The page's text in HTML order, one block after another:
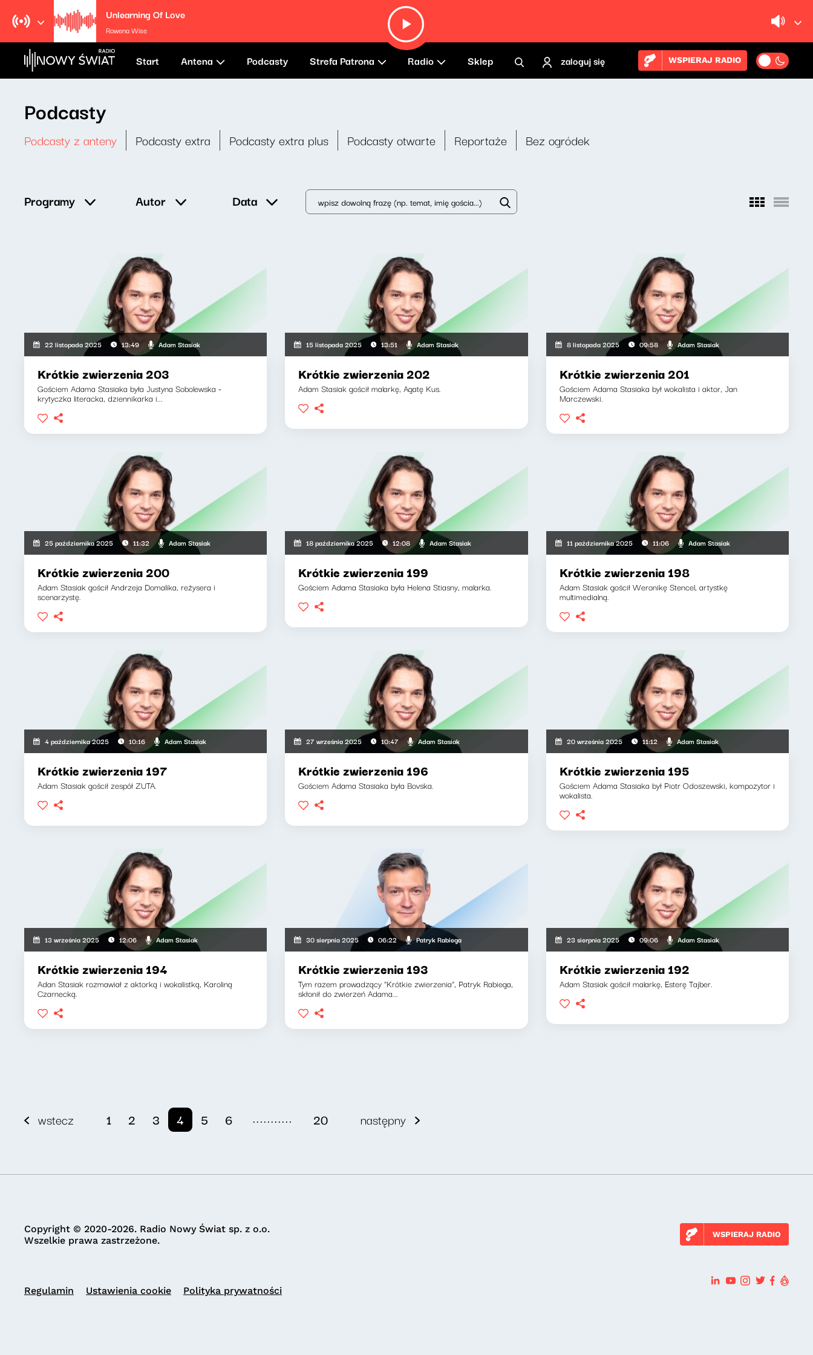
Unlearning Of Love
Rowena Wise
Start Antena Podcasty Strefa Patrona Radio Sklep zaloguj się WSPIERAJ RADIO
Podcasty
Podcasty z anteny Podcasty extra Podcasty extra plus Podcasty otwarte Reportaże Bez ogródek
Programy Autor Data
22 listopada 2025 13:49 Adam Stasiak
Krótkie zwierzenia 203
Gościem Adama Stasiaka była Justyna Sobolewska -
krytyczka literacka, dziennikarka i...
15 listopada 2025 13:51 Adam Stasiak
Krótkie zwierzenia 202
Adam Stasiak gościł malarkę, Agatę Kus.
8 listopada 2025 09:58 Adam Stasiak
Krótkie zwierzenia 201
Gościem Adama Stasiaka był wokalista i aktor, Jan
Marczewski.
25 października 2025 11:32 Adam Stasiak
Krótkie zwierzenia 200
Adam Stasiak gościł Andrzeja Domalika, reżysera i
scenarzystę.
18 października 2025 12:08 Adam Stasiak
Krótkie zwierzenia 199
Gościem Adama Stasiaka była Helena Stiasny, malarka.
11 października 2025 11:06 Adam Stasiak
Krótkie zwierzenia 198
Adam Stasiak gościł Weronikę Stencel, artystkę
multimedialną.
4 października 2025 10:16 Adam Stasiak
Krótkie zwierzenia 197
Adam Stasiak gościł zespół ZUTA.
27 września 2025 10:47 Adam Stasiak
Krótkie zwierzenia 196
Gościem Adama Stasiaka była Bovska.
20 września 2025 11:12 Adam Stasiak
Krótkie zwierzenia 195
Gościem Adama Stasiaka był Piotr Odoszewski, kompozytor i
wokalista.
13 września 2025 12:06 Adam Stasiak
Krótkie zwierzenia 194
Adan Stasiak rozmawiał z aktorką i wokalistką, Karoliną
Czarnecką.
30 sierpnia 2025 06:22 Patryk Rabiega
Krótkie zwierzenia 193
Tym razem prowadzący "Krótkie zwierzenia", Patryk Rabiega,
skłonił do zwierzeń Adama...
23 sierpnia 2025 09:06 Adam Stasiak
Krótkie zwierzenia 192
Adam Stasiak gościł malarkę, Esterę Tajber.
wstecz 1 2 3 4 5 6 ........... 20 następny
Copyright © 2020-2026. Radio Nowy Świat sp. z o.o.
Wszelkie prawa zastrzeżone.
WSPIERAJ RADIO
Regulamin Ustawienia cookie Polityka prywatności